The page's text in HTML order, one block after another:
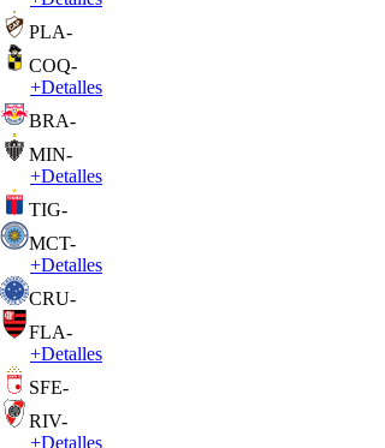
PLA-
COQ-
+Detalles
BRA-
MIN-
+Detalles
TIG-
MCT-
+Detalles
CRU-
FLA-
+Detalles
SFE-
RIV-
+Detalles